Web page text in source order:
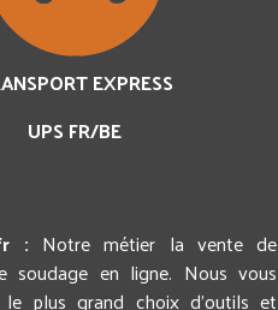
EXPRESS
UPS FR/BE
: Notre métier la vente de
soudage en ligne. Nous vous
le plus grand choix d'outils et